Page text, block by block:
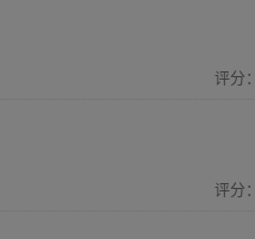
评分
评分